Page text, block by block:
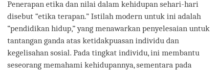
Penerapan etika dan nilai dalam kehidupan sehari-hari
disebut “etika terapan.” Istilah modern untuk ini adalah
“pendidikan hidup,” yang menawarkan penyelesaian untuk
tantangan ganda atas ketidakpuasan individu dan
kegelisahan sosial. Pada tingkat individu, ini membantu
seseorang memahami kehidupannya, sementara pada